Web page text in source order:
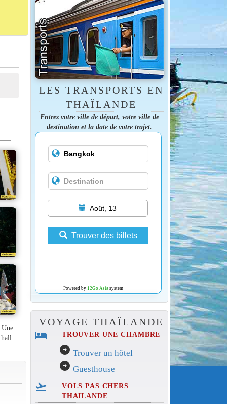
hall
LES TRANSPORTS EN
THAÏLANDE
Entrez votre ville de départ, votre ville de
destination et la date de votre trajet.
Août, 13
Trouver des billets
Powered by 12Go Asiasystem
VOYAGE THAÏLANDE
hotel TROUVER UNE CHAMBRE
arrow_circle_right Trouver un hôtel
arrow_circle_right Guesthouse
flight_takeoff
VOLS PAS CHERS
THAILANDE